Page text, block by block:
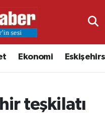
Ekonomi
teşkilatı